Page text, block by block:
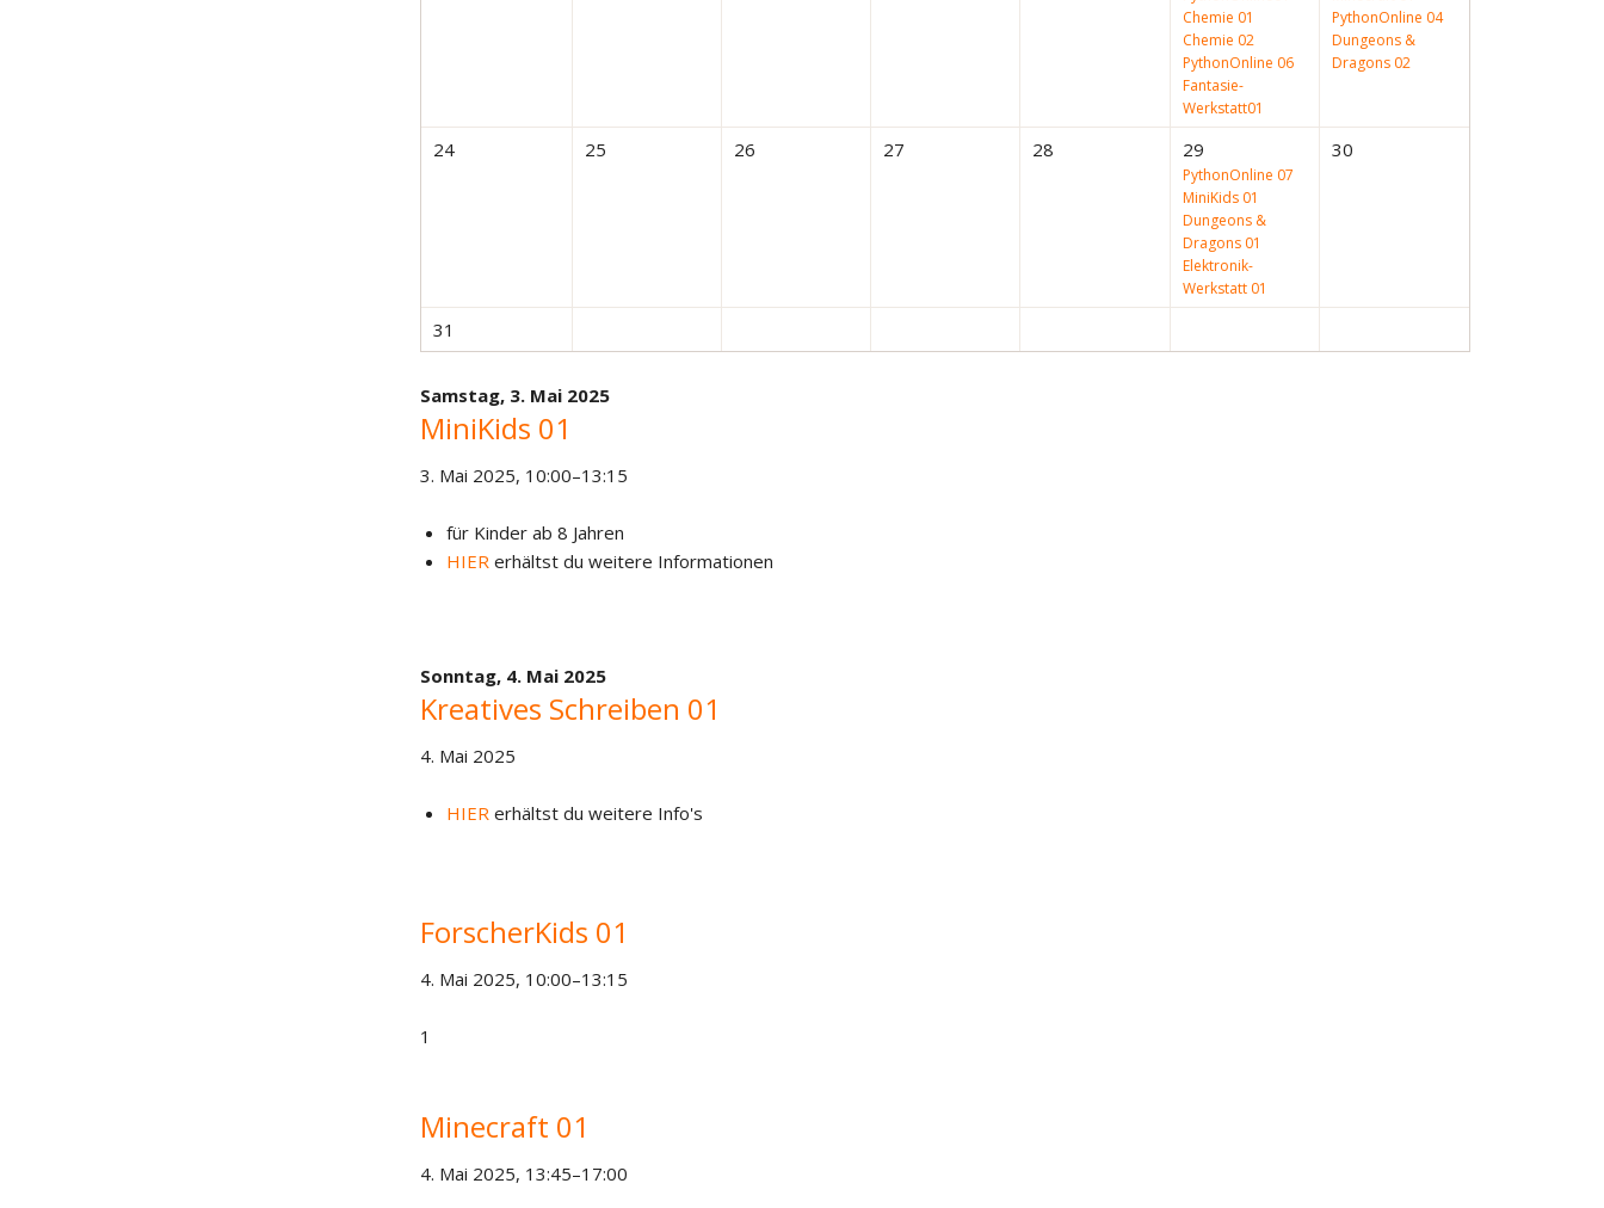
Chemie 01
Chemie 02
PythonOnline 06
Fantasie-
Werkstatt01
PythonOnline 04
Dungeons &
Dragons 02
24 25 26 27 28 29
PythonOnline 07
MiniKids 01
Dungeons &
Dragons 01
Elektronik-
Werkstatt 01
30
31
Samstag, 3. Mai 2025
MiniKids 01
3. Mai 2025, 10:00–13:15
für Kinder ab 8 Jahren
HIER erhältst du weitere Informationen
Sonntag, 4. Mai 2025
Kreatives Schreiben 01
4. Mai 2025
HIER erhältst du weitere Info's
ForscherKids 01
4. Mai 2025, 10:00–13:15
1
Minecraft 01
4. Mai 2025, 13:45–17:00